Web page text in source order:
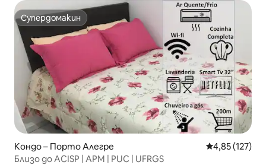
Супердомакин
Супердомакин
Кондо – Порто Алегре Средна
4,85 (127)
Близо до ACISP | APM | PUC | UFRGS